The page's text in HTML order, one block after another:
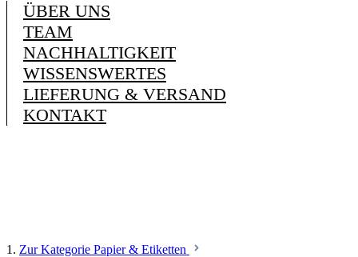
ÜBER UNS
TEAM
NACHHALTIGKEIT
WISSENSWERTES
LIEFERUNG & VERSAND
KONTAKT
1. Zur Kategorie Papier & Etiketten